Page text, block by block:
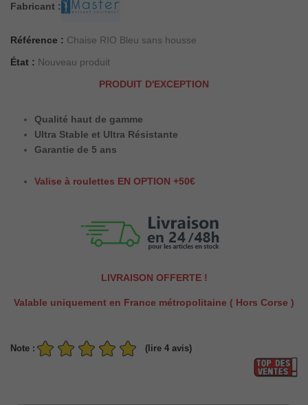
Fabricant :
Référence : Chaise RIO Bleu sans housse
État : Nouveau produit
PRODUIT D'EXCEPTION
Qualité haut de gamme
Ultra Stable et Ultra Résistante
Garantie de 5 ans
Valise à roulettes EN OPTION +50€
LIVRAISON OFFERTE !
Valable uniquement en France métropolitaine ( Hors Corse )
Note : (lire 4 avis)